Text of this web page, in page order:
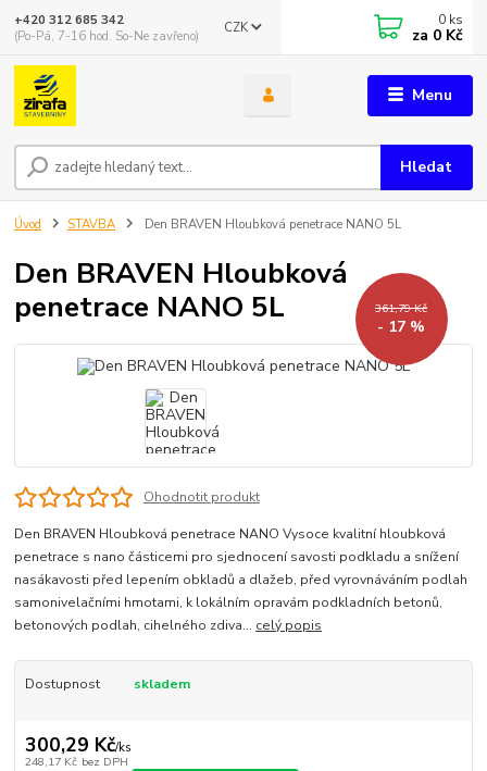
Menu
CZK
Hledat
+420 312 685 342
(Po-Pá, 7-16 hod. So-Ne zavřeno)
0 ks
za 0 Kč
Úvod STAVBA Den BRAVEN Hloubková penetrace NANO 5L
Den BRAVEN Hloubková
penetrace NANO 5L
361,79 Kč
- 17 %
Ohodnotit produkt
Den BRAVEN Hloubková penetrace NANO Vysoce kvalitní hloubková
penetrace s nano částicemi pro sjednocení savosti podkladu a snížení
nasákavosti před lepením obkladů a dlažeb, před vyrovnáváním podlah
samonivelačními hmotami, k lokálním opravám podkladních betonů,
betonových podlah, cihelného zdiva... celý popis
Dostupnost skladem
300,29 Kč/ks
248,17 Kč bez DPH